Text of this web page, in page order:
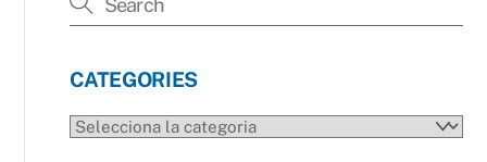
CATEGORIES
CATEGORIES